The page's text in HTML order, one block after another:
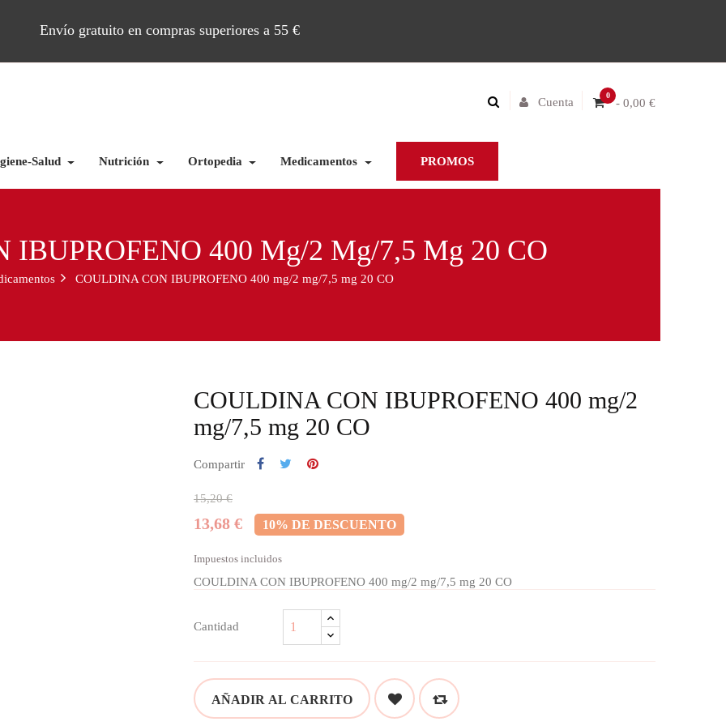
Envío gratuito en compras superiores a 55 €
0
- 0,00 €
Cuenta
Salud Nutrición Ortopedia Medicamentos PROMOS
IBUPROFENO 400 Mg/2 Mg/7,5 Mg 20 CO
COULDINA CON IBUPROFENO 400 mg/2 mg/7,5 mg 20 CO
COULDINA CON IBUPROFENO 400 mg/2
mg/7,5 mg 20 CO
Compartir
15,20 €
13,68 € 10% DE DESCUENTO
Impuestos incluidos
COULDINA CON IBUPROFENO 400 mg/2 mg/7,5 mg 20 CO
Cantidad
AÑADIR AL CARRITO